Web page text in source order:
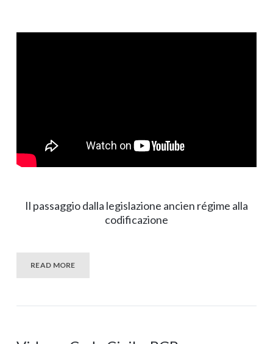
Il passaggio dalla legislazione ancien régime alla
codificazione
READ MORE